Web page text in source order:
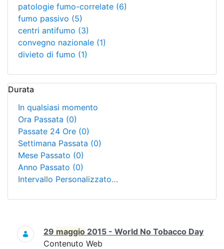
patologie fumo-correlate (6)
fumo passivo (5)
centri antifumo (3)
convegno nazionale (1)
divieto di fumo (1)
Durata
In qualsiasi momento
Ora Passata (0)
Passate 24 Ore (0)
Settimana Passata (0)
Mese Passato (0)
Anno Passato (0)
Intervallo Personalizzato…
Ricerca
29 maggio 2015 - World No Tobacco Day
Contenuto Web